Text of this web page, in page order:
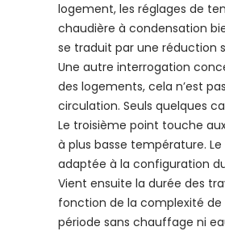
logement, les réglages de
chaudière à condensation
se traduit par une réduction
Une autre interrogation
des logements, cela n’est
circulation. Seuls quelques
Le troisième point touche
à plus basse température.
adaptée à la configuration
Vient ensuite la durée des
fonction de la complexité de
période sans chauffage ni